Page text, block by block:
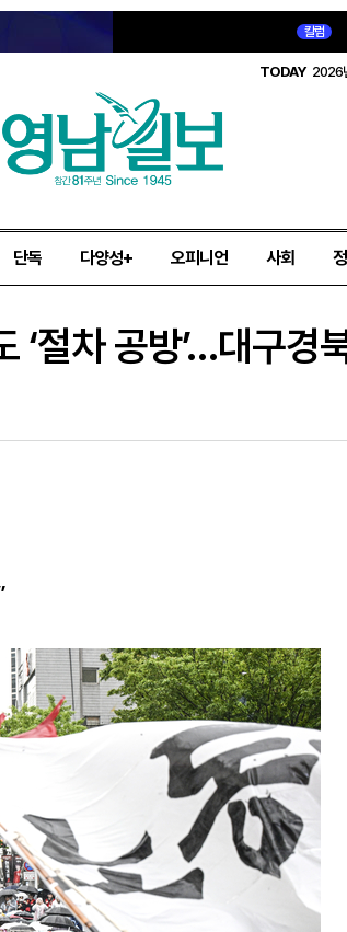
칼럼
TODAY 2026
단독 다양성+ 오피니언 사회
절차 공방’…대구경